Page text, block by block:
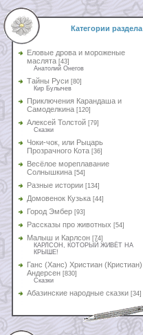
Категории раздела
Еловые дрова и мороженые
маслята [43]
Анатолий Онегов
Тайны Руси [80]
Кир Булычев
Приключения Карандаша и
Самоделкина [120]
Алексей Толстой [79]
Сказки
Чоки-чок, или Рыцарь
Прозрачного Кота [36]
Весёлое мореплавание
Солнышкина [54]
Разные истории [134]
Домовенок Кузька [44]
Город Эмбер [93]
Рассказы про животных [54]
Малыш и Карлсон [74]
КАРЛСОН, КОТОРЫЙ ЖИВЁТ НА
КРЫШЕ!
Ганс (Ханс) Христиан (Кристиан)
Андерсен [830]
Сказки
Абазинские народные сказки [34]